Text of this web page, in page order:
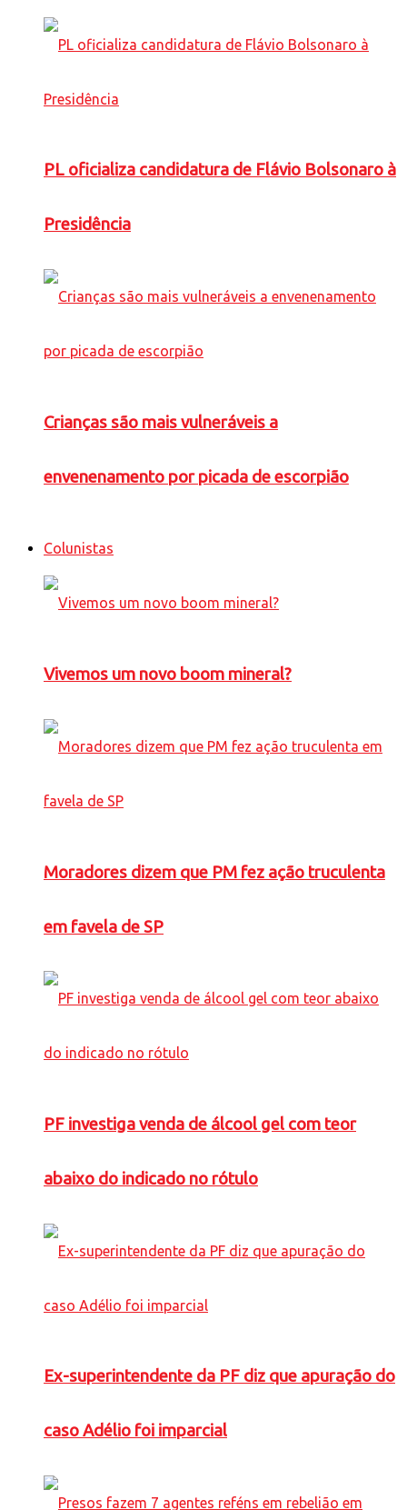
PL oficializa candidatura de Flávio Bolsonaro à
Presidência
Crianças são mais vulneráveis a
envenenamento por picada de escorpião
Colunistas
Vivemos um novo boom mineral?
Moradores dizem que PM fez ação truculenta
em favela de SP
PF investiga venda de álcool gel com teor
abaixo do indicado no rótulo
Ex-superintendente da PF diz que apuração do
caso Adélio foi imparcial